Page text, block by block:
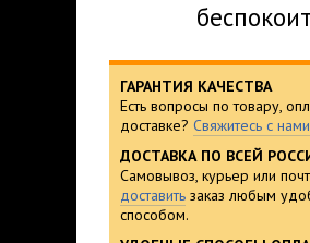
ГАРАНТИЯ КАЧЕСТВА
Есть вопросы по товару,
доставке? Свяжитесь с
ДОСТАВКА ПО ВСЕЙ
Самовывоз, курьер или
доставить заказ любым
способом.